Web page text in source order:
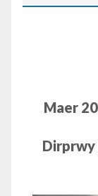
Maer
Dirprwy